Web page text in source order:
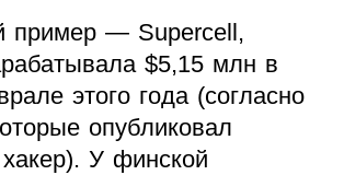
пример — Supercell,
$5,15 млн в
этого года (согласно
опубликовал
У финской